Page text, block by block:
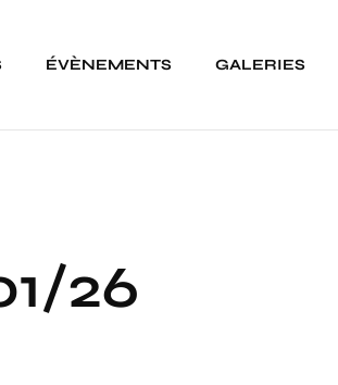
ÉVÈNEMENTS GALERIES
26